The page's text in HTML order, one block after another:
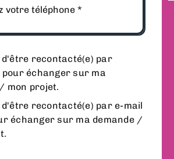
recontacté(e) par
pour échanger sur ma
mon projet.
recontacté(e) par e-mail
échanger sur ma demande /